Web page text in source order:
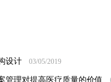
设计 03/05/2019
管理对提高医疗质量的价值